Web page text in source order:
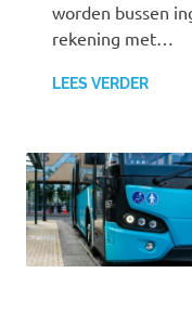
worden bussen
rekening met…
LEES VERDER